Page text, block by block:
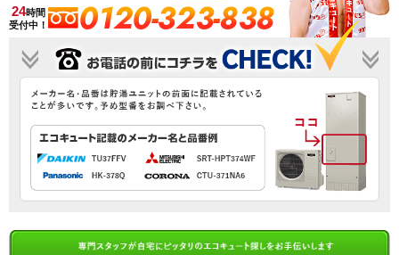
24時間
受付中！
0120-323-838